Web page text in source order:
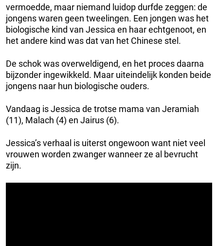
vermoedde, maar niemand luidop durfde zeggen: de
jongens waren geen tweelingen. Een jongen was het
biologische kind van Jessica en haar echtgenoot, en
het andere kind was dat van het Chinese stel.
De schok was overweldigend, en het proces daarna
bijzonder ingewikkeld. Maar uiteindelijk konden beide
jongens naar hun biologische ouders.
Vandaag is Jessica de trotse mama van Jeramiah
(11), Malach (4) en Jairus (6).
Jessica’s verhaal is uiterst ongewoon want niet veel
vrouwen worden zwanger wanneer ze al bevrucht
zijn.